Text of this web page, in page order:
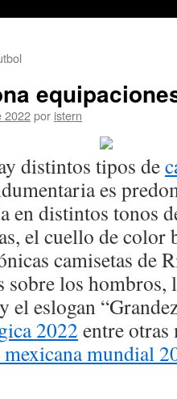
2022por istern
distintos tipos de
es
en distintos tonos
el cuello de
camisetas de
sobre los hombros,
eslogan
2022 entre
mundial